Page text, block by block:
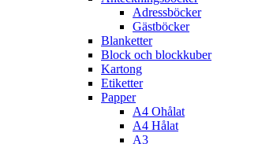
Adressböcker
Gästböcker
Blanketter
Block och blockkuber
Kartong
Etiketter
Papper
A4 Ohålat
A4 Hålat
A3